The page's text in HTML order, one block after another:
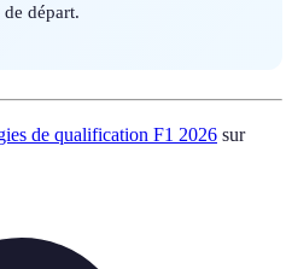
départ.
de qualification F1 2026 sur